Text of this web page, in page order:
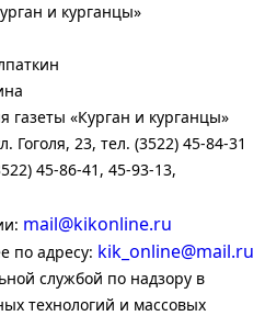
и курганцы»
газеты «Курган и курганцы»
Гоголя, 23, тел. (3522) 45-84-31
45-86-41, 45-93-13,
mail@kikonline.ru
по адресу: kik_online@mail.ru
службой по надзору в
технологий и массовых